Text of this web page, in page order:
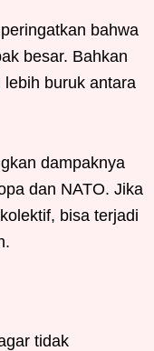
bahwa
besar. Bahkan
buruk antara
dampaknya
dan NATO. Jika
bisa terjadi
tidak